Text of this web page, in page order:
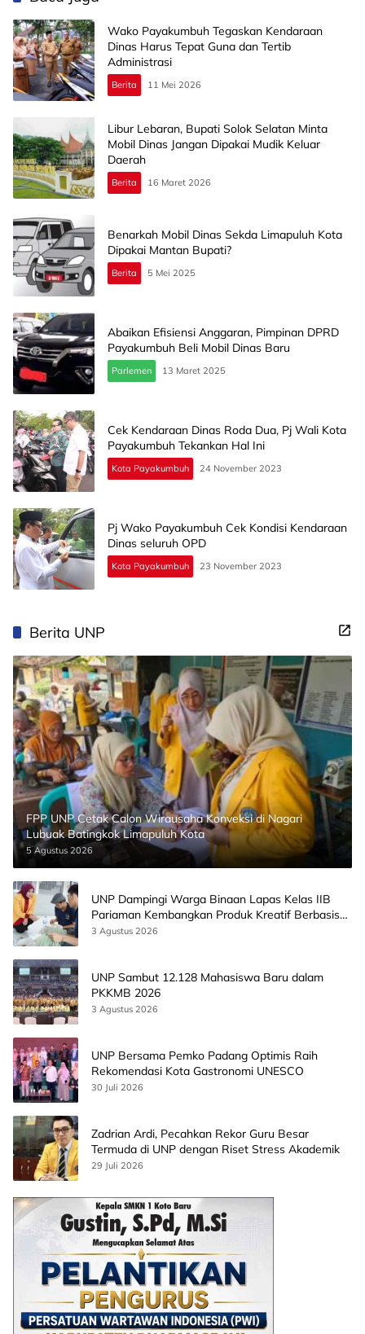
Wako Payakumbuh Tegaskan Kendaraan
Dinas Harus Tepat Guna dan Tertib
Administrasi
Berita 11 Mei 2026
Libur Lebaran, Bupati Solok Selatan Minta
Mobil Dinas Jangan Dipakai Mudik Keluar
Daerah
Berita 16 Maret 2026
Benarkah Mobil Dinas Sekda Limapuluh Kota
Dipakai Mantan Bupati?
Berita 5 Mei 2025
Abaikan Efisiensi Anggaran, Pimpinan DPRD
Payakumbuh Beli Mobil Dinas Baru
Parlemen 13 Maret 2025
Cek Kendaraan Dinas Roda Dua, Pj Wali Kota
Payakumbuh Tekankan Hal Ini
Kota Payakumbuh 24 November 2023
Pj Wako Payakumbuh Cek Kondisi Kendaraan
Dinas seluruh OPD
Kota Payakumbuh 23 November 2023
Berita UNP
FPP UNP Cetak Calon Wirausaha Konveksi di Nagari
Lubuak Batingkok Limapuluh Kota
5 Agustus 2026
UNP Dampingi Warga Binaan Lapas Kelas IIB
Pariaman Kembangkan Produk Kreatif Berbasis
AI
3 Agustus 2026
UNP Sambut 12.128 Mahasiswa Baru dalam
PKKMB 2026
3 Agustus 2026
UNP Bersama Pemko Padang Optimis Raih
Rekomendasi Kota Gastronomi UNESCO
30 Juli 2026
Zadrian Ardi, Pecahkan Rekor Guru Besar
Termuda di UNP dengan Riset Stress Akademik
29 Juli 2026